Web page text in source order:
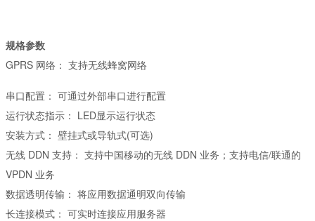
规格参数
GPRS 网络： 支持无线蜂窝网络
串口配置： 可通过外部串口进行配置
运行状态指示： LED显示运行状态
安装方式： 壁挂式或导轨式(可选)
无线 DDN 支持： 支持中国移动的无线 DDN 业务；支持电信/联通的
VPDN 业务
数据透明传输： 将应用数据通明双向传输
长连接模式： 可实时连接应用服务器